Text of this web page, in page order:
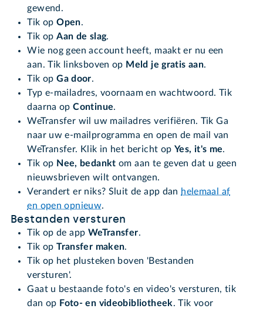
gewend.
Tik opOpen.
Tik opAan de slag.
Wie nog geen account heeft, maakt er nu een
aan. Tik linksboven op Meld je gratis aan.
Tik opGa door.
Typ e-mailadres, voornaam en wachtwoord. Tik
daarna opContinue.
WeTransfer wil uw mailadres verifiëren. Tik Ga
naar uw e-mailprogramma en open de mail van
WeTransfer. Klik in het bericht op Yes, it's me.
Tik op Nee, bedankt om aan te geven dat u geen
nieuwsbrieven wilt ontvangen.
Verandert er niks? Sluit de app dan helemaal af
en open opnieuw.
Bestanden versturen
Tik op de app WeTransfer.
Tik opTransfer maken.
Tik op het plusteken boven 'Bestanden
versturen'.
Gaat u bestaande foto's en video's versturen, tik
dan op Foto- en videobibliotheek. Tik voor